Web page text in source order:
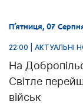
П’ятниця, 07
22:00 | АКТУАЛЬНІ
На
Світле
військ